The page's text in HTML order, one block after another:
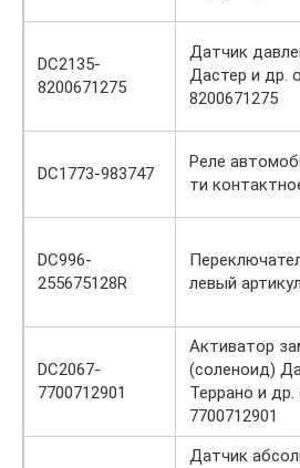
DC2135-
8200671275
Датчик
Дастер и др.
8200671275
DC1773-983747
Реле
ти
DC996-
255675128R
левый
DC2067-
7700712901
Активатор
(соленоид)
Террано и др.
7700712901
Датчик